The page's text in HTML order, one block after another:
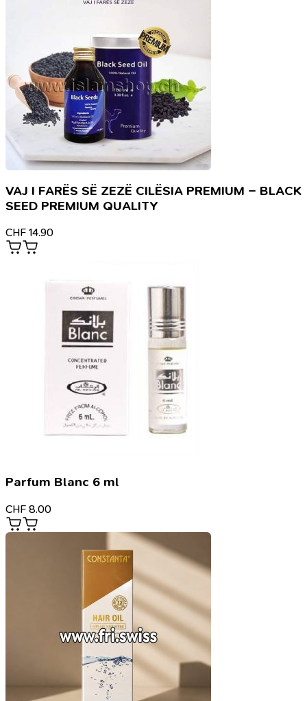
VAJ I FARËS SË ZEZË CILËSIA PREMIUM – BLACK
SEED PREMIUM QUALITY
CHF 14.90
Parfum Blanc 6 ml
CHF 8.00